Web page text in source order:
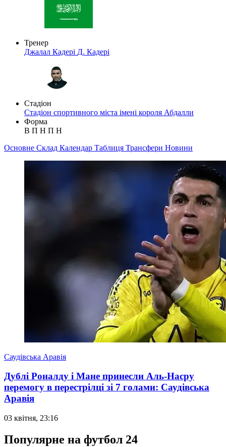
Тренер
Джалал Кадері Д. Кадері
Стадіон
Стадіон спортивного міста імені короля Абдалли
Форма
В П Н П Н
Основне Склад Календар Таблиця Трансфери Новини
Саудівська Аравія
Дублі Роналду і Мане принесли Аль-Насру
перемогу в перестрілці зі 7 голами: Саудівська
Аравія
03 квітня, 23:16
Популярне на футбол 24